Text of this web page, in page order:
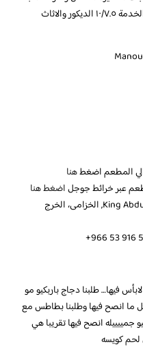
والزعتر النظافة ١٠/٧.٥ جودة الاكل ١٠/٨.٥ الخدمة ١٠/٧.٥ الديكور والاثاث
المطعم اضغطهنا
عبر خرائط جوجلاضغط هنا
:King Abdullah Rd, الخزامى، الخرج
فيها… طلبنا دجاج باربكيو مو
ما انصح فيها وطلبنا بطاطس مع
جمييييله انصح فيها تقريبا هي
كويسه